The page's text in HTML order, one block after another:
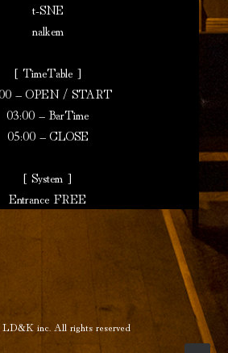
t-SNE
nalkem
[ TimeTable ]
– OPEN / START
03:00 – BarTime
05:00 – CLOSE
[ System ]
Entrance FREE
LD&K inc. All rights reserved